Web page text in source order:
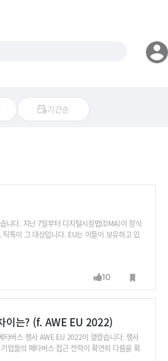
기간순
니다. 지난 7일부터 디지털시장법(DMA)이 정식
톡이 그 대상입니다. EU는 이들이 보유하고 있
전세계 총 매출의 10%를 과징금으로 내야할
것이라는 이야기도 들립니다. 그동안 외부결
격도 불가피해 보입니다.고공행진을 거듭하던 애
어떤 시련을
10
이는? (f. AWE EU 2022)
버스 행사 AWE EU 2022이 열렸습니다. 행사
업들의 메타버스 접근 전략이 확연히 다름을 확